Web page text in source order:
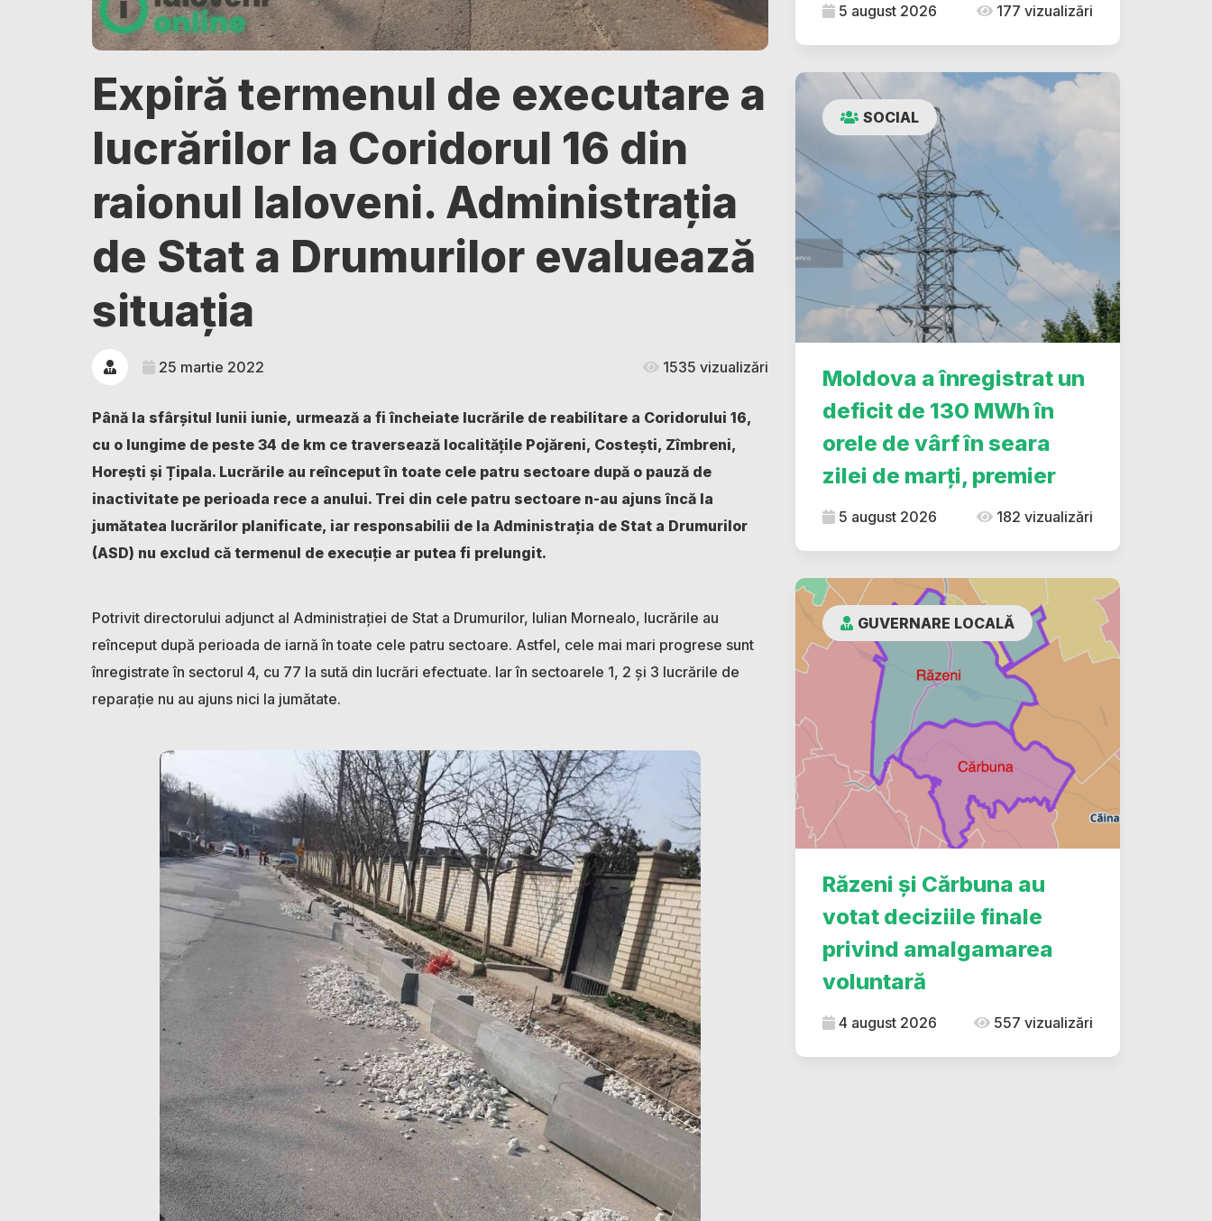
Expiră termenul de executare a
lucrărilor la Coridorul 16 din
raionul Ialoveni. Administrația
de Stat a Drumurilor evaluează
situația
25 martie 2022 1535 vizualizări
Până la sfârșitul lunii iunie, urmează a fi încheiate lucrările de reabilitare a Coridorului 16,
cu o lungime de peste 34 de km ce traversează localitățile Pojăreni, Costești, Zîmbreni,
Horești și Țipala. Lucrările au reînceput în toate cele patru sectoare după o pauză de
inactivitate pe perioada rece a anului. Trei din cele patru sectoare n-au ajuns încă la
jumătatea lucrărilor planificate, iar responsabilii de la Administrația de Stat a Drumurilor
(ASD) nu exclud că termenul de execuție ar putea fi prelungit.
Potrivit directorului adjunct al Administrației de Stat a Drumurilor, Iulian Mornealo, lucrările au
reînceput după perioada de iarnă în toate cele patru sectoare. Astfel, cele mai mari progrese sunt
înregistrate în sectorul 4, cu 77 la sută din lucrări efectuate. Iar în sectoarele 1, 2 și 3 lucrările de
reparație nu au ajuns nici la jumătate.
5 august 2026 177 vizualizări
SOCIAL
Moldova a înregistrat un
deficit de 130 MWh în
orele de vârf în seara
zilei de marți, premier
5 august 2026 182 vizualizări
GUVERNARE LOCALĂ
Răzeni și Cărbuna au
votat deciziile finale
privind amalgamarea
voluntară
4 august 2026 557 vizualizări